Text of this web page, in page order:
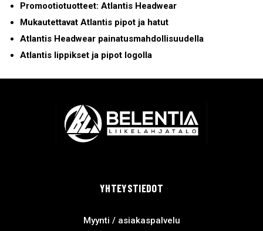
Promootiotuotteet: Atlantis Headwear
Mukautettavat Atlantis pipot ja hatut
Atlantis Headwear painatusmahdollisuudella
Atlantis lippikset ja pipot logolla
YHTEYSTIEDOT
Myynti / asiakaspalvelu